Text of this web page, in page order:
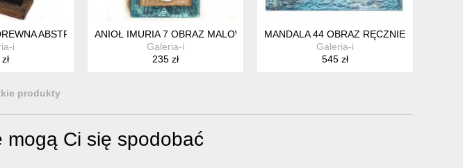
MALOWANY TECHNIKA MIESZANA /3/
ABSTRAKCYJNA POSTAĆ FIGURKA /4/
i
ANIOŁ IMURIA 7 OBRAZ MALOWANY NA DESCE WSPÓŁCZESNA IKONA
Galeria-i
235 zł
MANDALA 44 OBRAZ RĘCZNIE
Galeria-i
545 zł
produkty
mogą Ci się spodobać